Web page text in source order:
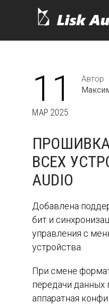
11
МАР 2025
Автор
ВСЕХ
AUDIO
Добавлена
бит и
управления с
устройства.
При смене
передачи данных
аппаратная